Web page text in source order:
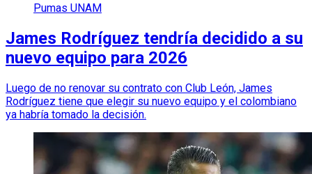
Pumas UNAM
James Rodríguez tendría decidido a su
nuevo equipo para 2026
Luego de no renovar su contrato con Club León, James
Rodríguez tiene que elegir su nuevo equipo y el colombiano
ya habría tomado la decisión.